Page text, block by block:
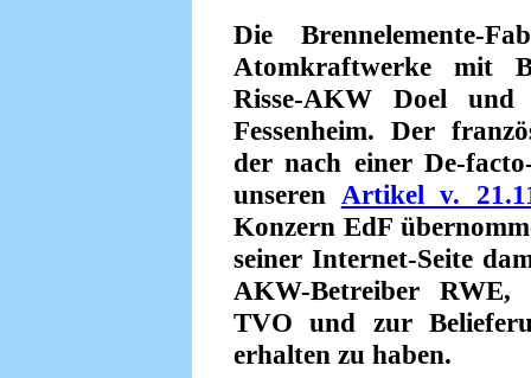
Die Brennelemente-
Atomkraftwerke mit
Risse-AKW Doel und
Fessenheim. Der
der nach einer De-
unseren Artikel v.
Konzern EdF
seiner Internet-Seite
AKW-Betreiber RWE,
TVO und zur
erhalten zu haben.